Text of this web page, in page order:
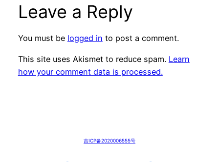
Leave a Reply
You must be logged in to post a comment.
This site uses Akismet to reduce spam. Learn
how your comment data is processed.
吉ICP备2020006555号